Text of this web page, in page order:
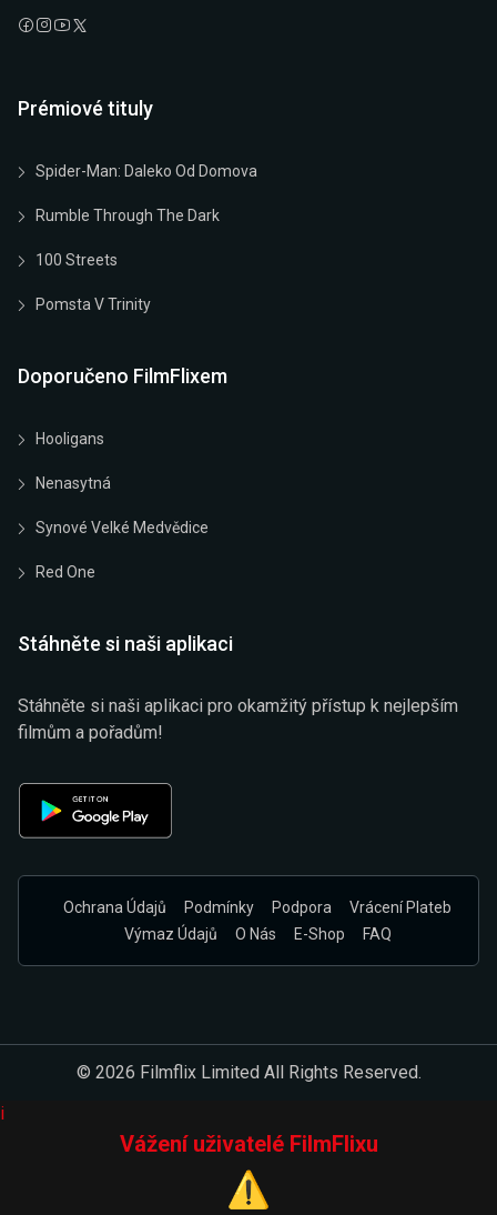
Prémiové tituly
Spider-Man: Daleko Od Domova
Rumble Through The Dark
100 Streets
Pomsta V Trinity
Doporučeno FilmFlixem
Hooligans
Nenasytná
Synové Velké Medvědice
Red One
Stáhněte si naši aplikaci
Stáhněte si naši aplikaci pro okamžitý přístup k nejlepším
filmům a pořadům!
Ochrana Údajů Podmínky Podpora
Vrácení Plateb
Výmaz Údajů
O Nás E-Shop FAQ
© 2026 Filmflix Limited All Rights Reserved.
i
Vážení uživatelé FilmFlixu
⚠️